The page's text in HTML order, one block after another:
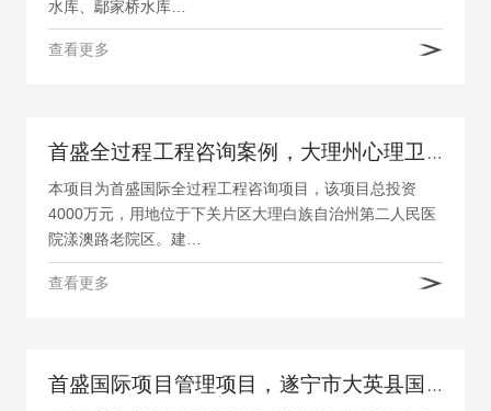
水库、鄢家桥水库…
查看更多
首盛全过程工程咨询案例，大理州心理卫生中心和睡眠障碍诊疗中心建设项目
本项目为首盛国际全过程工程咨询项目，该项目总投资
4000万元，用地位于下关片区大理白族自治州第二人民医
院漾澳路老院区。建…
查看更多
首盛国际项目管理项目，遂宁市大英县国家储备林建设及森林质量提升项目